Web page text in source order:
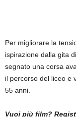
Per migliorare la
ispirazione dalla gita
segnato una corsa
il percorso del liceo e
55 anni.
Vuoi più film?